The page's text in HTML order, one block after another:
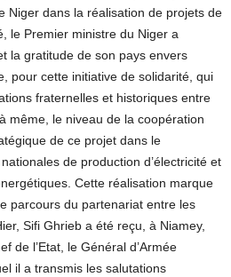
Niger dans la réalisation de projets de
le Premier ministre du Niger a
la gratitude de son pays envers
pour cette initiative de solidarité, qui
fraternelles et historiques entre
même, le niveau de la coopération
de ce projet dans le
de production d’électricité et
Cette réalisation marque
parcours du partenariat entre les
Sifi Ghrieb a été reçu, à Niamey,
de l’Etat, le Général d’Armée
il a transmis les salutations